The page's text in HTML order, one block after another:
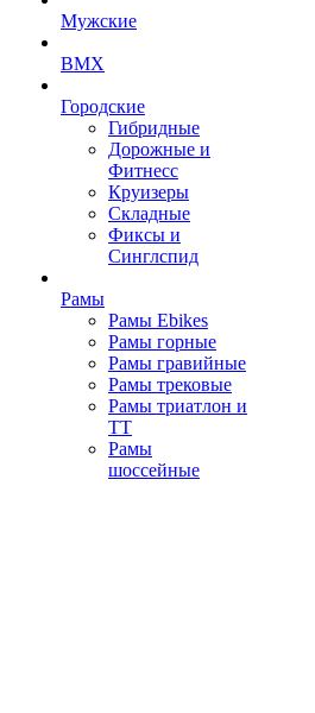
Мужские
BMX
Городские
Гибридные
Дорожные и
Фитнесс
Круизеры
Складные
Фиксы и
Синглспид
Рамы
Рамы Ebikes
Рамы горные
Рамы гравийные
Рамы трековые
Рамы триатлон и
ТТ
Рамы
шоссейные